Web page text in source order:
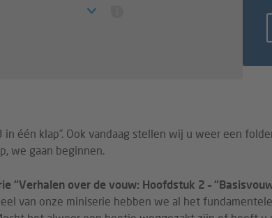
in één klap”. Ook vandaag stellen wij u weer een
we gaan beginnen.
“Verhalen over de vouw: Hoofdstuk 2 –
van onze miniserie hebben we al het